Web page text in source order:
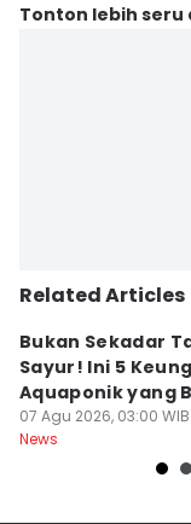
Tonton lebih seru
Related Articles
Bukan Sekadar
Sayur! Ini 5
Aquaponik yang
Takjub
07 Agu 2026, 03:00 WIB
News